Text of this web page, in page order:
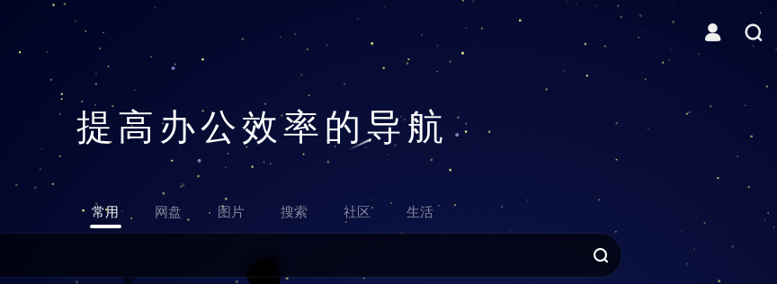
提高办公效率的导航
常用 网盘 图片 搜索 社区 生活